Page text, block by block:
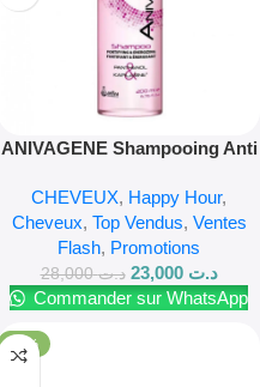
ANIVAGENE Shampooing Anti
CHEVEUX, Happy Hour,
Cheveux, Top Vendus, Ventes
Flash, Promotions
د.ت28,000 د.ت 23,000
Commander sur WhatsApp
-23%